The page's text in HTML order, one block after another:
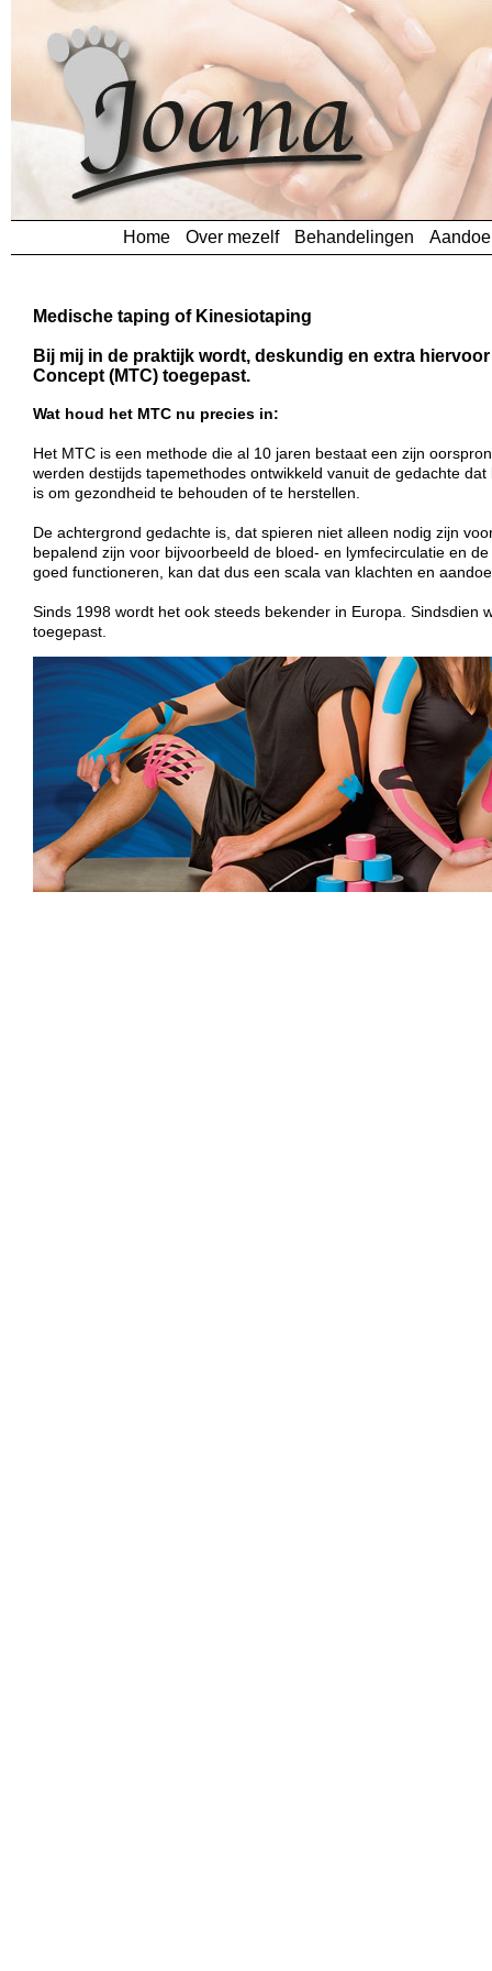
Home Over mezelf Behandelingen
Medische taping of Kinesiotaping
Bij mij in de praktijk wordt, deskundig en extra
Concept (MTC) toegepast.
Wat houd het MTC nu precies in:
Het MTC is een methode die al 10 jaren bestaat een zijn
werden destijds tapemethodes ontwikkeld vanuit de gedachte
is om gezondheid te behouden of te herstellen.
De achtergrond gedachte is, dat spieren niet alleen nodig zijn
bepalend zijn voor bijvoorbeeld de bloed- en lymfecirculatie en
goed functioneren, kan dat dus een scala van klachten en
Sinds 1998 wordt het ook steeds bekender in Europa. Sindsdien
toegepast.